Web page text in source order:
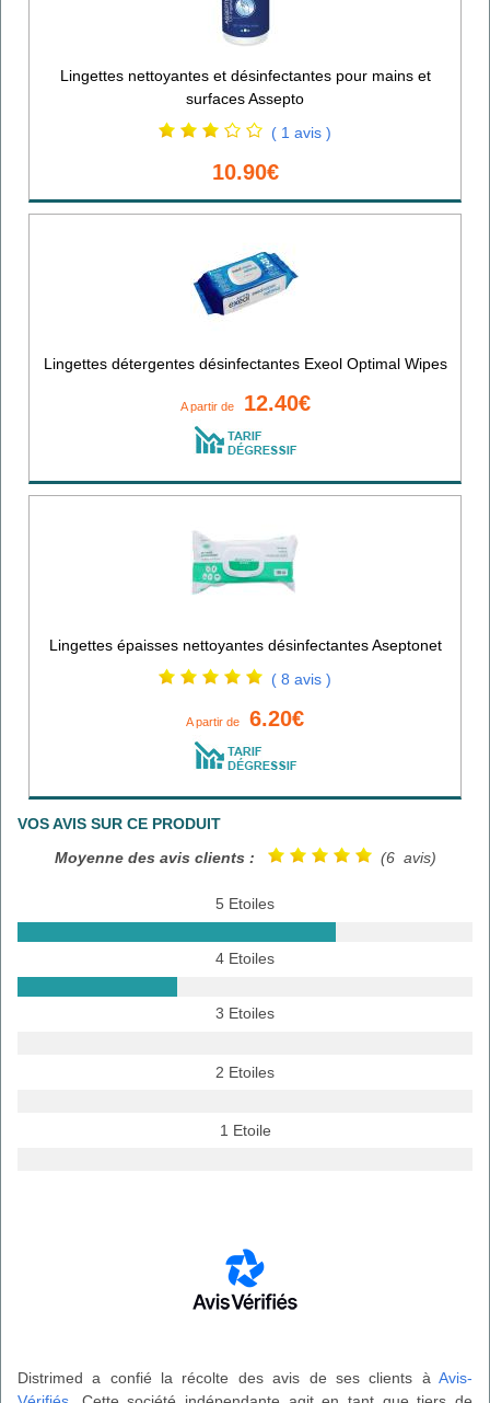
Lingettes nettoyantes et désinfectantes pour mains et
surfaces Assepto
( 1 avis )
10.90€
Lingettes détergentes désinfectantes Exeol Optimal Wipes
A partir de 12.40€
Lingettes épaisses nettoyantes désinfectantes Aseptonet
( 8 avis )
A partir de 6.20€
VOS AVIS SUR CE PRODUIT
Moyenne des avis clients :
(6 avis)
5 Etoiles
4 Etoiles
3 Etoiles
2 Etoiles
1 Etoile
Distrimed a confié la récolte des avis de ses clients à Avis-